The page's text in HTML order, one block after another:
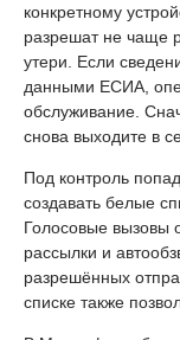
конкретному
разрешат не чаще
утери. Если
данными ЕСИА,
обслуживание.
снова выходите в
Под контроль
создавать белые
Голосовые вызовы
рассылки и
разрешённых
списке также